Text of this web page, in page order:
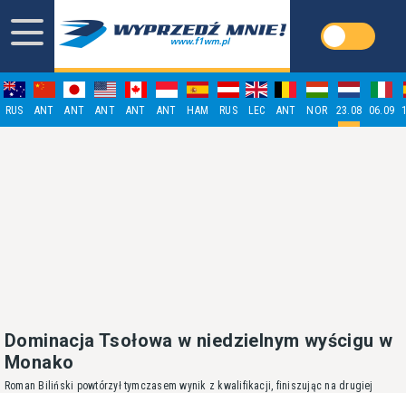
RUS ANT ANT ANT ANT ANT HAM RUS LEC ANT NOR 23.08 06.09
Dominacja Tsołowa w niedzielnym wyścigu w
Monako
Roman Biliński powtórzył tymczasem wynik z kwalifikacji, finiszując na drugiej